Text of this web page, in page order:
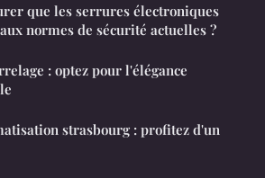
que les serrures électroniques
normes de sécurité actuelles ?
: optez pour l'élégance
strasbourg : profitez d'un